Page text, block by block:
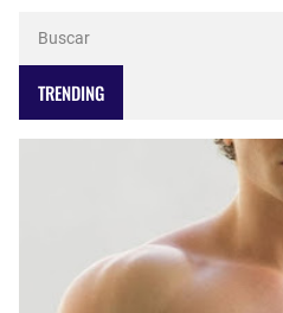
TRENDING